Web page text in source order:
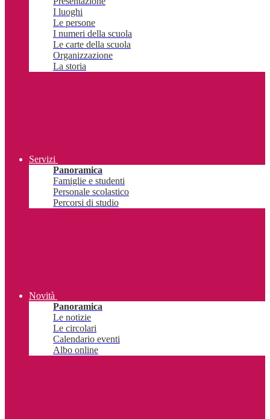
I luoghi
Le persone
I numeri della scuola
Le carte della scuola
Organizzazione
La storia
Servizi
Panoramica
Famiglie e studenti
Personale scolastico
Percorsi di studio
Novità
Panoramica
Le notizie
Le circolari
Calendario eventi
Albo online